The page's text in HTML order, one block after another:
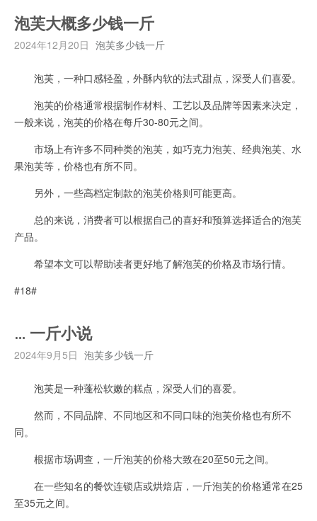
泡芙大概多少钱一斤
2024年12月20日 泡芙多少钱一斤
泡芙，一种口感轻盈，外酥内软的法式甜点，深受人们喜爱。
泡芙的价格通常根据制作材料、工艺以及品牌等因素来决定，
一般来说，泡芙的价格在每斤30-80元之间。
市场上有许多不同种类的泡芙，如巧克力泡芙、经典泡芙、水
果泡芙等，价格也有所不同。
另外，一些高档定制款的泡芙价格则可能更高。
总的来说，消费者可以根据自己的喜好和预算选择适合的泡芙
产品。
希望本文可以帮助读者更好地了解泡芙的价格及市场行情。
#18#
… 一斤小说
2024年9月5日 泡芙多少钱一斤
泡芙是一种蓬松软嫩的糕点，深受人们的喜爱。
然而，不同品牌、不同地区和不同口味的泡芙价格也有所不
同。
根据市场调查，一斤泡芙的价格大致在20至50元之间。
在一些知名的餐饮连锁店或烘焙店，一斤泡芙的价格通常在25
至35元之间。